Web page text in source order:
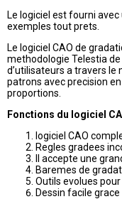
Le logiciel est fourni
exemples tout prets.
Le logiciel CAO de
methodologie Telestia
d’utilisateurs a travers le
patrons avec precision
proportions.
Fonctions du logiciel
logiciel CAO
Regles gradees
Il accepte une
Baremes de
Outils evolues
Dessin facile